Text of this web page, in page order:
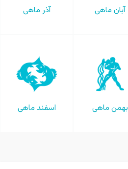
آبان ماهی آذر ماهی
بهمن ماهی اسفند ماهی